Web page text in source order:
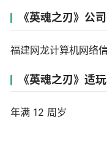
《英魂之刃》公
福建网龙计算机网络
《英魂之刃》适
年满 12 周岁